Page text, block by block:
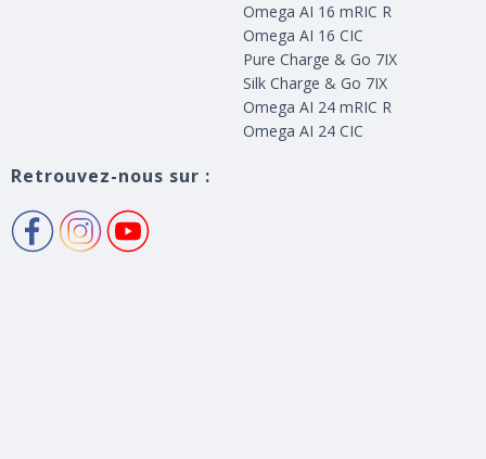
Omega AI 16 mRIC R
Omega AI 16 CIC
Pure Charge & Go 7IX
Silk Charge & Go 7IX
Omega AI 24 mRIC R
Omega AI 24 CIC
Retrouvez-nous sur :